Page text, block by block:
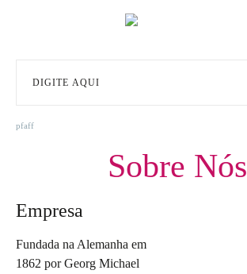
pfaff
Sobre Nós
Empresa
Fundada na Alemanha em
1862 por Georg Michael